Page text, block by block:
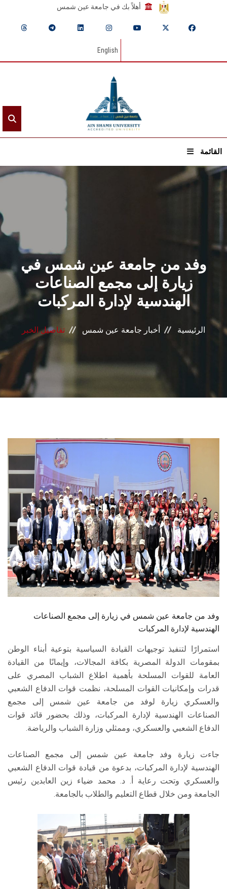
أهلاً بك في جامعة عين شمس
English
القائمة
الرئيسيـة
القطاعـات
الشئون الأكاديمية
البحث العلمي
المراكز والوحدات
الأنظمة الذكية
الطلاب
هيئة التدريس
الدراسات العليا
الخريجين
الموظفون
الزائـرون
وفد من جامعة عين شمس في
زيارة إلى مجمع الصناعات
الهندسية لإدارة المركبات
الرئيسية أخبار جامعة عين شمس تفاصيل الخبر
وفد من جامعة عين شمس في زيارة إلى مجمع الصناعات
الهندسية لإدارة المركبات
استمرارًا لتنفيذ توجيهات القيادة السياسية بتوعية أبناء الوطن
بمقومات الدولة المصرية بكافة المجالات، وإيمانًا من القيادة
العامة للقوات المسلحة بأهمية اطلاع الشباب المصري على
قدرات وإمكانيات القوات المسلحة، نظمت قوات الدفاع الشعبي
والعسكري زيارة لوفد من جامعة عين شمس إلى مجمع
الصناعات الهندسية لإدارة المركبات، وذلك بحضور قائد قوات
الدفاع الشعبي والعسكري، وممثلي وزارة الشباب والرياضة.
جاءت زيارة وفد جامعة عين شمس إلى مجمع الصناعات
الهندسية لإدارة المركبات، بدعوة من قيادة قوات الدفاع الشعبي
والعسكري وتحت رعاية أ. د. محمد ضياء زين العابدين رئيس
الجامعة ومن خلال قطاع التعليم والطلاب بالجامعة.